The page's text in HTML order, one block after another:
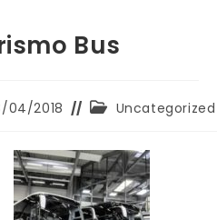
Bus
04/2018
Categoria
Uncategorized